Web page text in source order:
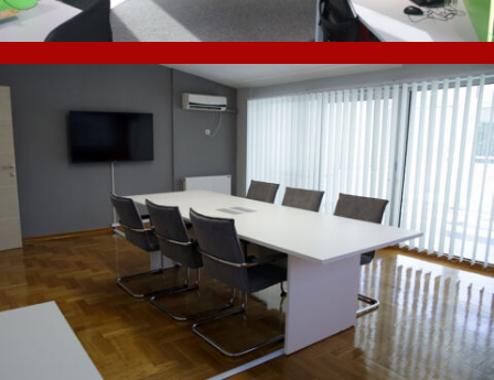
Opremanje poslovnog prostora
BrainJocks
[…]